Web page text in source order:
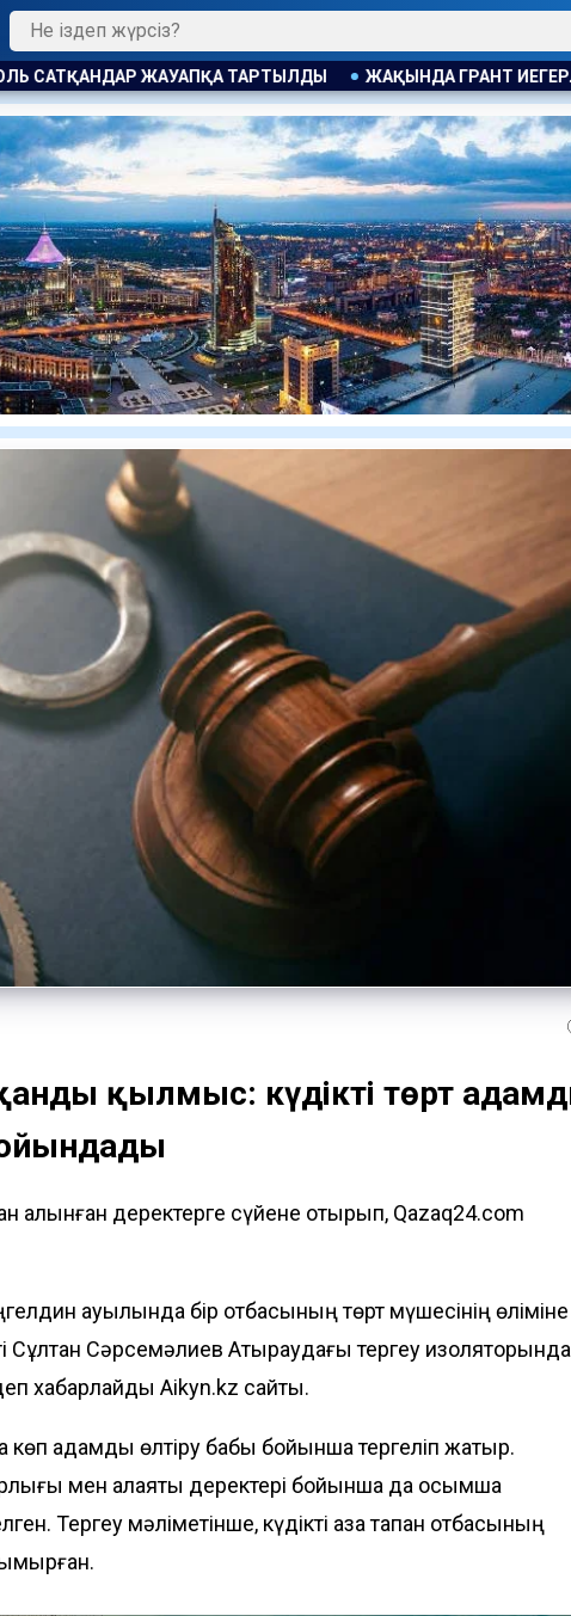
ЖАҚЫНДА ГРАНТ ИЕГЕРЛЕРІНІҢ ТІЗІМІ ЖАРИЯЛАНАДЫ
қылмыс: күдікті төрт
алынған деректерге сүйене отырып, Qazaq24.com
ауылында бір отбасының төрт мүшесінің өліміне
Сұлтан Сәрсемәлиев Атыраудағы тергеу изоляторында
хабарлайды Aikyn.kz сайты.
көп адамды өлтіру бабы бойынша тергеліп жатыр.
мен алаяқтық деректері бойынша да қосымша
Тергеу мәліметінше, күдікті қаза тапқан отбасының